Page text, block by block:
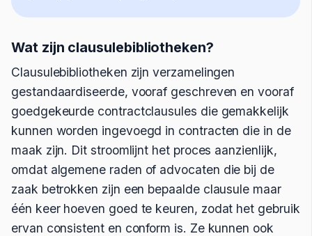
Wat zijn clausulebibliotheken?
Clausulebibliotheken zijn verzamelingen
gestandaardiseerde, vooraf geschreven en vooraf
goedgekeurde contractclausules die gemakkelijk
kunnen worden ingevoegd in contracten die in de
maak zijn. Dit stroomlijnt het proces aanzienlijk,
omdat algemene raden of advocaten die bij de
zaak betrokken zijn een bepaalde clausule maar
één keer hoeven goed te keuren, zodat het gebruik
ervan consistent en conform is. Ze kunnen ook